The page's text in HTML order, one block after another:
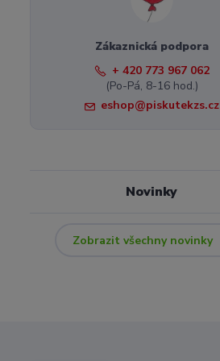
Zákaznická podpora
+ 420 773 967 062
(Po-Pá, 8-16 hod.)
eshop@piskutekzs.cz
Novinky
Zobrazit všechny novinky